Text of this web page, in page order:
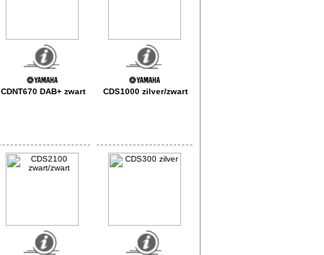
CDNT670 DAB+ zwart CDS1000 zilver/zwart